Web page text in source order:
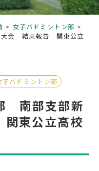
パンフレット
室より
女子バドミントン部
大会 結果報告 関東公立
子バドミントン部
南部支部新
東公立高校